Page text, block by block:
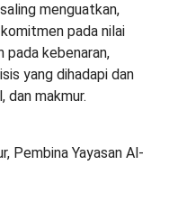
menguatkan,
pada nilai
pada kebenaran,
yang dihadapi dan
dan makmur.
Pembina Yayasan Al-